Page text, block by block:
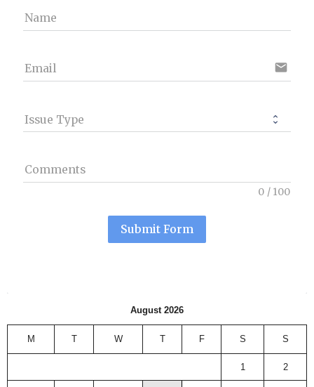
Name
Email email
Issue Type
Comments
0 / 100
Submit Form
August 2026
M T W T F S S
1 2